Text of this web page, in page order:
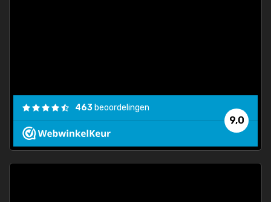
9,0
463 beoordelingen